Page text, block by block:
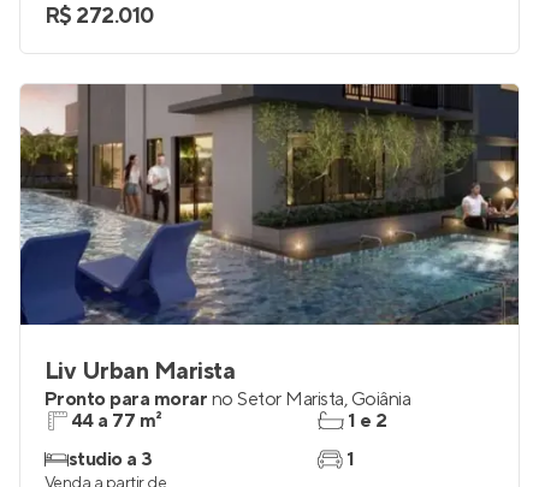
R$ 272.010
Liv Urban Marista
Pronto para morar no Setor Marista, Goiânia
44 a 77 m²
studio a 3
1 e 2
1